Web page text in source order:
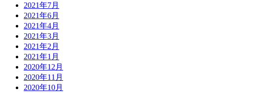
2021年7月
2021年6月
2021年4月
2021年3月
2021年2月
2021年1月
2020年12月
2020年11月
2020年10月